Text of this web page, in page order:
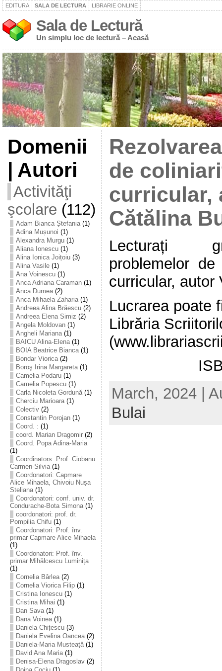
EDITURA SALA DE LECTURA LIBRARIE ONLINE
Sala de Lectură
Un simplu loc de lectură – Acasă
Domenii
| Autori
Activităţi
şcolare (112)
Adam Bianca Ștefania(1)
Adina Mușunoi (1)
Alexandra Murgu(1)
Aliana Ionescu(1)
Alina Ionica Joițoiu(3)
Alina Vasile(1)
Ana Voinescu(1)
Anca Adriana Caraman(1)
Anca Dumea(2)
Anca Mihaela Zaharia(1)
Andreea Alina Brăescu(2)
Andreea Elena Simiz (2)
Angela Moldovan(1)
Angheli Mariana(1)
BAICU Alina-Elena(1)
BOIA Beatrice Bianca(1)
Bondar Viorica(2)
Boroş Irina Margareta(1)
Camelia Podaru(1)
Camelia Popescu(1)
Carla Nicoleta Gordună(1)
Cherciu Marioara(1)
Colectiv(2)
Constantin Porojan(1)
Coord. : (1)
coord. Marian Dragomir(2)
Coord. Popa Adina-Maria
(1)
Coordinators: Prof. Ciobanu
Carmen-Silvia(1)
Coordonatori: Capmare
Alice Mihaela, Chivoiu Nușa
Steliana(1)
Coordonatori: conf. univ. dr.
Condurache-Bota Simona(1)
coordonatori: prof. dr.
Pompilia Chifu(1)
Coordonatori: Prof. înv.
primar Capmare Alice Mihaela
(1)
Coordonatori: Prof. înv.
primar Mihălcescu Luminița
(1)
Cornelia Bârlea(2)
Cornelia Viorica Filip(1)
Cristina Ionescu(1)
Cristina Mihai (1)
Dan Sava(1)
Dana Voinea(1)
Daniela Chițescu(3)
Daniela Evelina Oancea(2)
Daniela-Maria Musteață(1)
David Ana Maria(1)
Denisa-Elena Dragoslav(2)
de
curricular,
Cătălina
Lecturați
problemelor
curricular, autor
Lucrarea poate
Librăria
March, 2024 |
Bulai